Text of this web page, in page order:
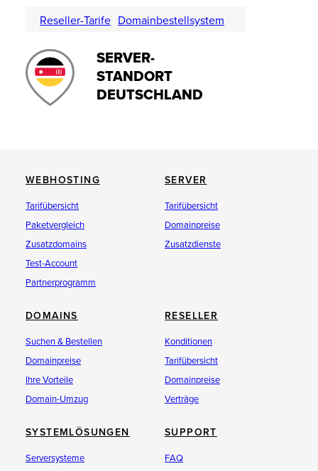
Reseller-Tarife Domainbestellsystem
SERVER-
STANDORT
DEUTSCHLAND
WEBHOSTING
Tarifübersicht
Paketvergleich
Zusatzdomains
Test-Account
Partnerprogramm
SERVER
Tarifübersicht
Domainpreise
Zusatzdienste
DOMAINS
Suchen & Bestellen
Domainpreise
Ihre Vorteile
Domain-Umzug
RESELLER
Konditionen
Tarifübersicht
Domainpreise
Verträge
SYSTEMLÖSUNGEN
Serversysteme
SUPPORT
FAQ